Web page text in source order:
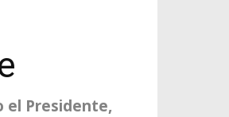
el Presidente,